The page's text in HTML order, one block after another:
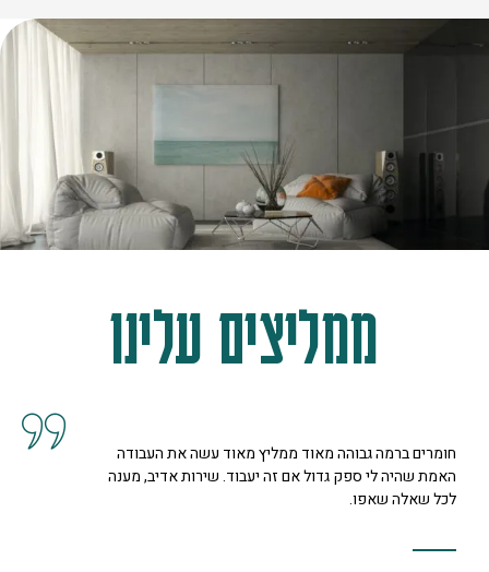
ממליצים עלינו
חומרים ברמה גבוהה מאוד ממליץ מאוד עשה את העבודה
האמת שהיה לי ספק גדול אם זה יעבוד. שירות אדיב, מענה
לכל שאלה שאפו.